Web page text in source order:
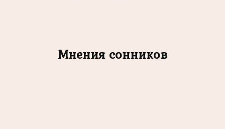
Мнения сонников